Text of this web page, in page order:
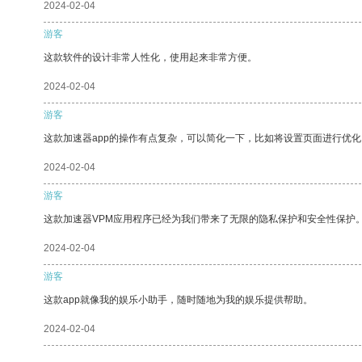
2024-02-04
游客
这款软件的设计非常人性化，使用起来非常方便。
2024-02-04
游客
这款加速器app的操作有点复杂，可以简化一下，比如将设置页面进行优
2024-02-04
游客
这款加速器VPM应用程序已经为我们带来了无限的隐私保护和安全性保护
2024-02-04
游客
这款app就像我的娱乐小助手，随时随地为我的娱乐提供帮助。
2024-02-04